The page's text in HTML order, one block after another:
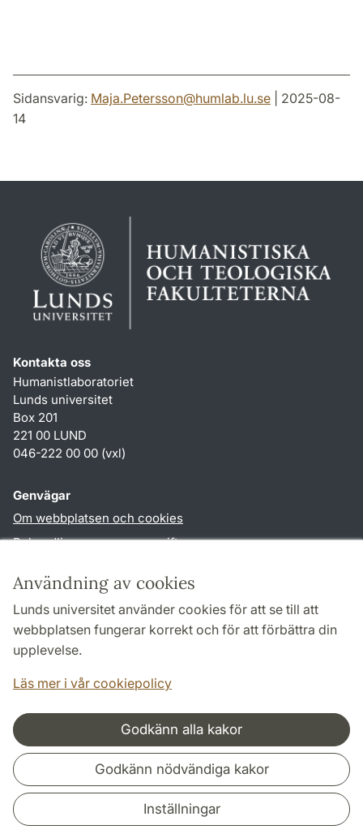
Användning av cookies
Lunds universitet använder cookies för att se till att
webbplatsen fungerar korrekt och för att förbättra din
upplevelse.
Läs mer i vår cookiepolicy
Godkänn alla kakor
Godkänn nödvändiga kakor
Inställningar
Sidansvarig: Maja.Petersson@humlab.lu.se | 2025-08-
14
Kontakta oss
Humanistlaboratoriet
Lunds universitet
Box 201
221 00 LUND
046-222 00 00 (vxl)
Genvägar
Om webbplatsen och cookies
Behandling av personuppgifter
TYPO3-login
Följ oss i sociala medier
LinkedIn
Samarbeten och nätverk